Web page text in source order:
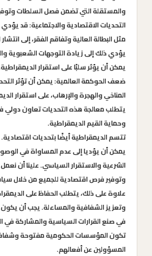
والمستقلة التي تضمن فصل السلطات
التحديات الاقتصادية والاجتماعية: قد
مثل البطالة العالية وتفاقم الفقر، إلى
يؤدي ذلك إلى زيادة التوجهات الشعبوية
يمكن أن يؤثر سلبًا على استقرار
ضعف الحوكمة العالمية: يمكن أن تؤثر
المناخي والهجرة والإرهاب، على استقرار
يتطلب معالجة هذه التحديات تعاون دولي
وحماية القيم الديمقراطية.
تتسم الديمقراطية أيضًا بتحديات
يمكن أن يؤديا إلى عدم المساواة في
الشرعية والاستقرار السياسي. علينا أن
وتوفير فرص اقتصادية للجميع من خلال
علاوة على ذلك، يتطلب الحفاظ على
وتعزيز الشفافية والمساءلة. يجب أن يكون
في صنع القرارات السياسية والمشاركة في
تكون المؤسسات الحكومية مفتوحة
المسؤولين عن أفعالهم.